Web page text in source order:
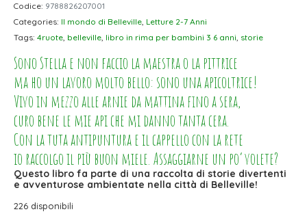
Codice: 9788826207001
Categories: Il mondo di Belleville, Letture 2-7 Anni
Tags: 4ruote, belleville, libro in rima per bambini 3 6 anni, storie
Sono Stella e non faccio la maestra o la pittrice
ma ho un lavoro molto bello: sono una apicoltrice!
Vivo in mezzo alle arnie da mattina fino a sera,
curo bene le mie api che mi danno tanta cera.
Con la tuta antipuntura e il cappello con la rete
io raccolgo il più buon miele. Assaggiarne un po’ volete?
Questo libro fa parte di una raccolta di storie divertenti
e avventurose ambientate nella città di Belleville!
226 disponibili